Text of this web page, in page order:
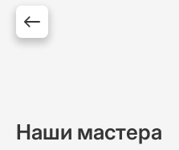
Наши мастера